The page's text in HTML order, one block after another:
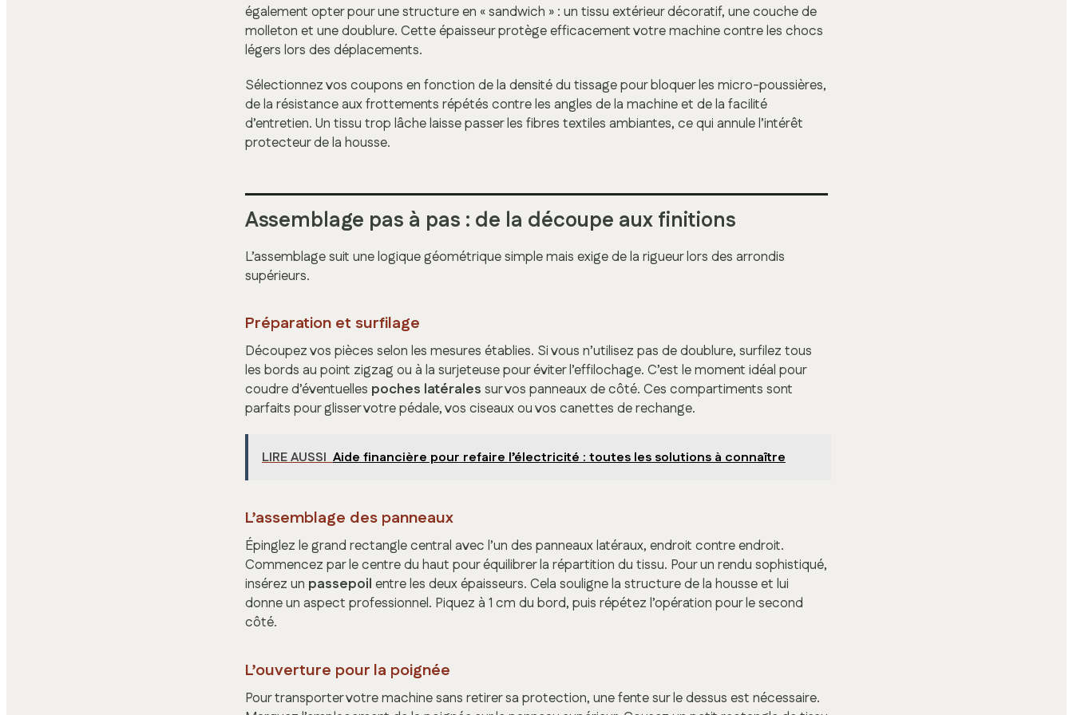
également opter pour une structure en « sandwich » : un tissu extérieur décoratif, une couche de
molleton et une doublure. Cette épaisseur protège efficacement votre machine contre les chocs
légers lors des déplacements.
Sélectionnez vos coupons en fonction de la densité du tissage pour bloquer les micro-poussières,
de la résistance aux frottements répétés contre les angles de la machine et de la facilité
d’entretien. Un tissu trop lâche laisse passer les fibres textiles ambiantes, ce qui annule l’intérêt
protecteur de la housse.
Assemblage pas à pas : de la découpe aux finitions
L’assemblage suit une logique géométrique simple mais exige de la rigueur lors des arrondis
supérieurs.
Préparation et surfilage
Découpez vos pièces selon les mesures établies. Si vous n’utilisez pas de doublure, surfilez tous
les bords au point zigzag ou à la surjeteuse pour éviter l’effilochage. C’est le moment idéal pour
coudre d’éventuelles poches latérales sur vos panneaux de côté. Ces compartiments sont
parfaits pour glisser votre pédale, vos ciseaux ou vos canettes de rechange.
LIRE AUSSI Aide financière pour refaire l’électricité : toutes les solutions à connaître
L’assemblage des panneaux
Épinglez le grand rectangle central avec l’un des panneaux latéraux, endroit contre endroit.
Commencez par le centre du haut pour équilibrer la répartition du tissu. Pour un rendu sophistiqué,
insérez un passepoil entre les deux épaisseurs. Cela souligne la structure de la housse et lui
donne un aspect professionnel. Piquez à 1 cm du bord, puis répétez l’opération pour le second
côté.
L’ouverture pour la poignée
Pour transporter votre machine sans retirer sa protection, une fente sur le dessus est nécessaire.